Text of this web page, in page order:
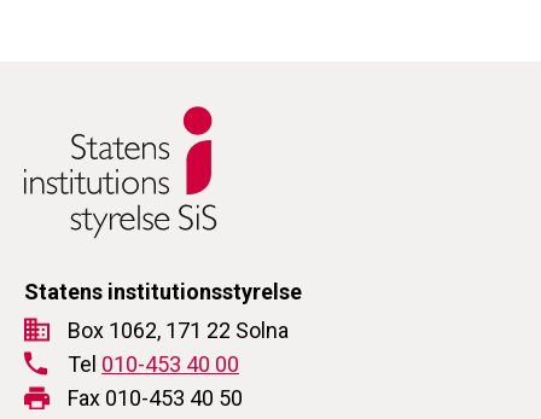
Statens institutionsstyrelse
Box 1062, 171 22 Solna
Tel 010-453 40 00
Fax 010-453 40 50